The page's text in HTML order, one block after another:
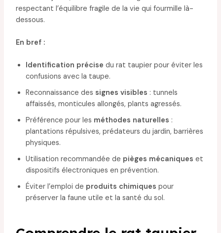
respectant l’équilibre fragile de la vie qui fourmille là-
dessous.
En bref :
Identification précise du rat taupier pour éviter les
confusions avec la taupe.
Reconnaissance des signes visibles : tunnels
affaissés, monticules allongés, plants agressés.
Préférence pour les méthodes naturelles :
plantations répulsives, prédateurs du jardin, barrières
physiques.
Utilisation recommandée de pièges mécaniques et
dispositifs électroniques en prévention.
Éviter l’emploi de produits chimiques pour
préserver la faune utile et la santé du sol.